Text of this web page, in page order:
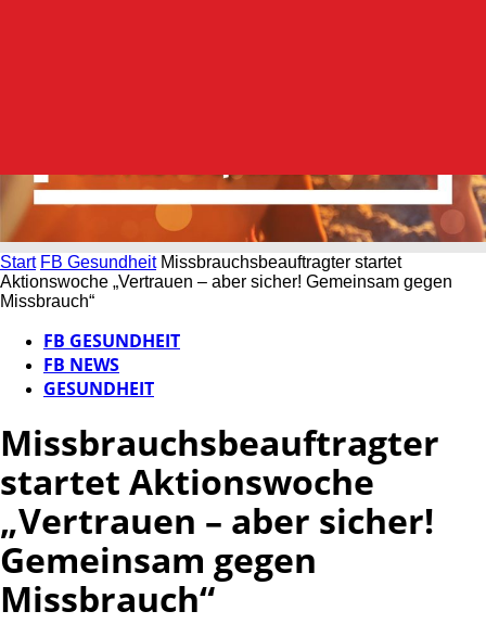
Start FB Gesundheit Missbrauchsbeauftragter startet
Aktionswoche „Vertrauen – aber sicher! Gemeinsam gegen
Missbrauch“
FB GESUNDHEIT
FB NEWS
GESUNDHEIT
Missbrauchsbeauftragter
startet Aktionswoche
„Vertrauen – aber sicher!
Gemeinsam gegen
Missbrauch“